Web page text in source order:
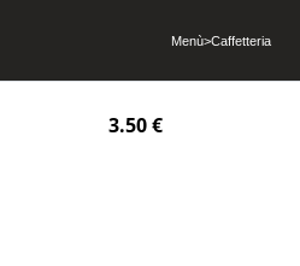
Menù>Caffetteria
3.50 €